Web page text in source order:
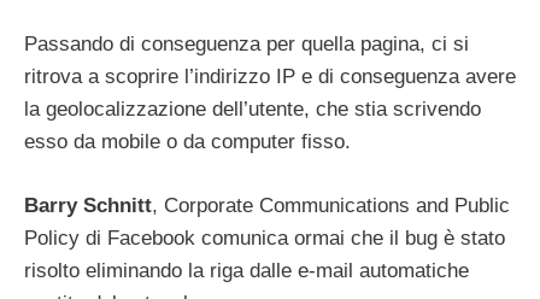
Passando di conseguenza per quella pagina, ci si
ritrova a scoprire l’indirizzo IP e di conseguenza avere
la geolocalizzazione dell’utente, che stia scrivendo
esso da mobile o da computer fisso.
Barry Schnitt, Corporate Communications and Public
Policy di Facebook comunica ormai che il bug è stato
risolto eliminando la riga dalle e-mail automatiche